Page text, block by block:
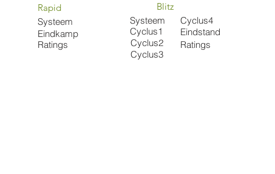
Rapid
Systeem
Eindkamp
Ratings
Blitz
Systeem
Cyclus1
Cyclus2
Cyclus3
Cyclus4
Eindstand
Ratings